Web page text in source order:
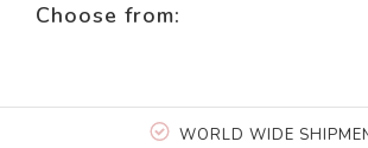
Choose from:
WORLD WIDE